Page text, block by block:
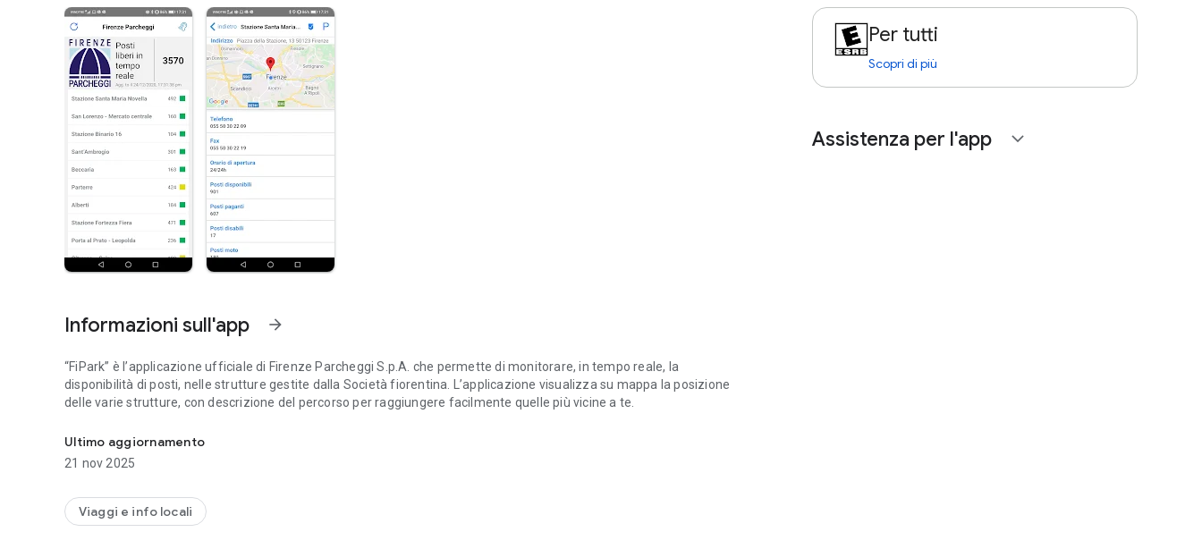
Informazioni sull'app arrow_forward
“FiPark” è l’applicazione ufficiale di Firenze Parcheggi S.p.A. che permette di monitorare, in tempo reale, la
disponibilità di posti, nelle strutture gestite dalla Società fiorentina. L’applicazione visualizza su mappa la posizione
delle varie strutture, con descrizione del percorso per raggiungere facilmente quelle più vicine a te.
Ultimo aggiornamento
21 nov 2025
Viaggi e info locali
Per tutti
Scopri di più
Assistenza per l'app expand_more